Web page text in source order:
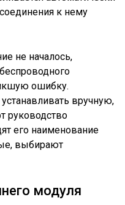
к нему
не началось,
ошибку.
вручную,
руководство
его наименование
выбирают
модуля